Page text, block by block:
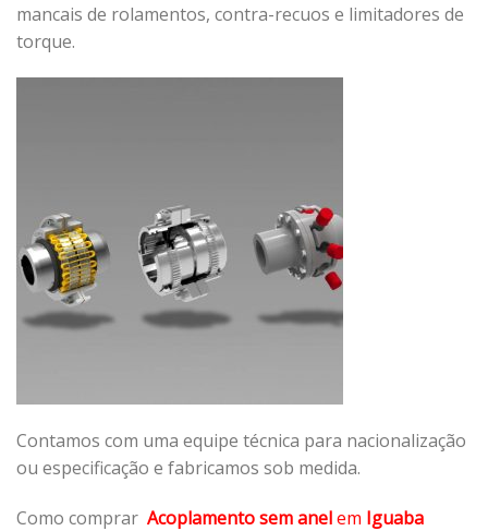
mancais de rolamentos, contra-recuos e limitadores de
torque.
Contamos com uma equipe técnica para nacionalização
ou especificação e fabricamos sob medida.
Como comprar Acoplamento sem anelem Iguaba